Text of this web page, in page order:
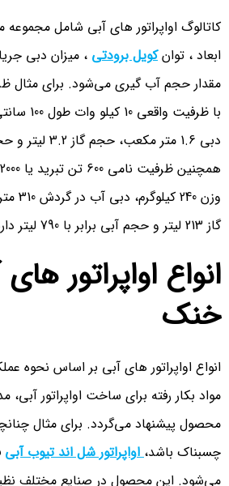
کاتالوگ اواپراتور های آبی شامل
ابعاد ، توانکویل برودتی ، میزان دبی
وزن
گاز 213 لیتر و حجم آبی برابر با 790 لیتر دارد.
انواع اواپراتور
خنک
انواع اواپراتور های آبی بر اساس نحوه
مواد بکار رفته برای ساخت اواپراتور آبی،
محصول پیشنهاد می‌گردد. برای مثال
چسبناک باشد،اواپراتور شل اند تیوب آبی
می‌شود. این محصول در صنایع مختلف